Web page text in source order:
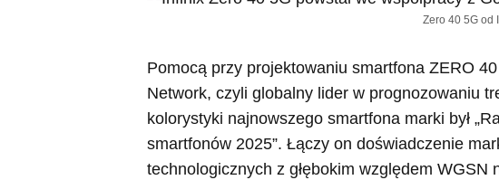
Zero 40 5G od
Pomocą przy projektowaniu smartfona ZERO
Network, czyli globalny lider w prognozowaniu
kolorystyki najnowszego smartfona marki był
smartfonów 2025”. Łączy on doświadczenie
technologicznych z głębokim względem